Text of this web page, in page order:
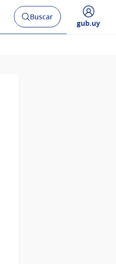
Abrir
buscador
Buscar
Desplegar
gub.uy